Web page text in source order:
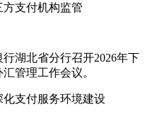
支付机构监管
湖北省分行召开2026年下
管理工作会议。
支付服务环境建设